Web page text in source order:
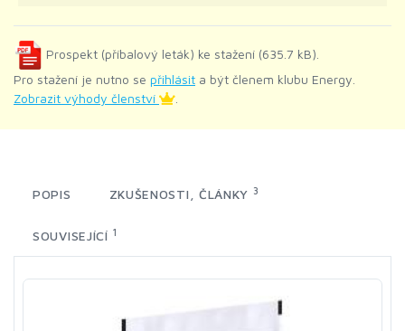
Prospekt (příbalový leták) ke stažení (635.7 kB).
Pro stažení je nutno se přihlásit a být členem klubu Energy.
Zobrazit výhody členství
POPIS ZKUŠENOSTI, ČLÁNKY 3
SOUVISEJÍCÍ 1